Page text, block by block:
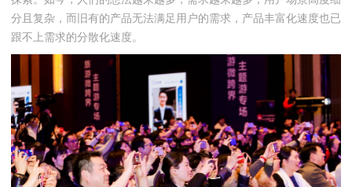
分且复杂，而旧有的产品无法满足用户的需求，产品丰富化速度也已
跟不上需求的分散化速度。